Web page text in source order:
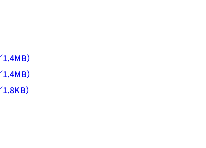
）
）
）